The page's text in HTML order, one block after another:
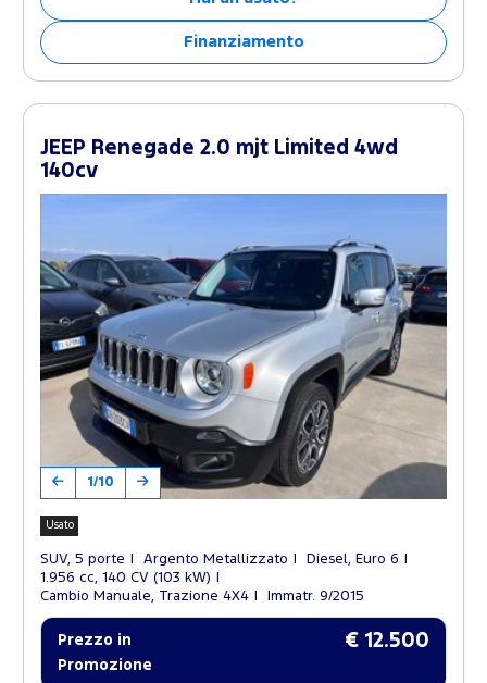
Finanziamento
JEEP Renegade 2.0 mjt Limited 4wd
140cv
1/10
Usato
SUV, 5 porte Argento Metallizzato
Diesel, Euro 6
1.956 cc, 140 CV (103 kW)
Cambio Manuale, Trazione 4X4
Immatr. 9/2015
Prezzo in
Promozione
€ 12.500